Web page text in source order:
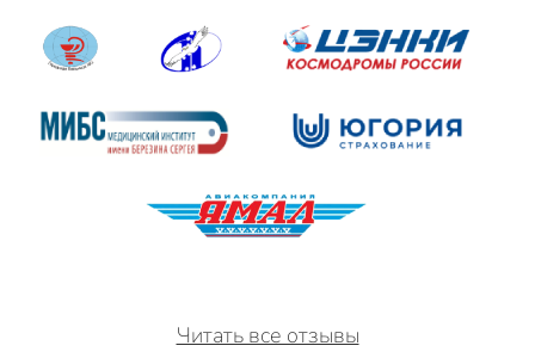
Читать все отзывы